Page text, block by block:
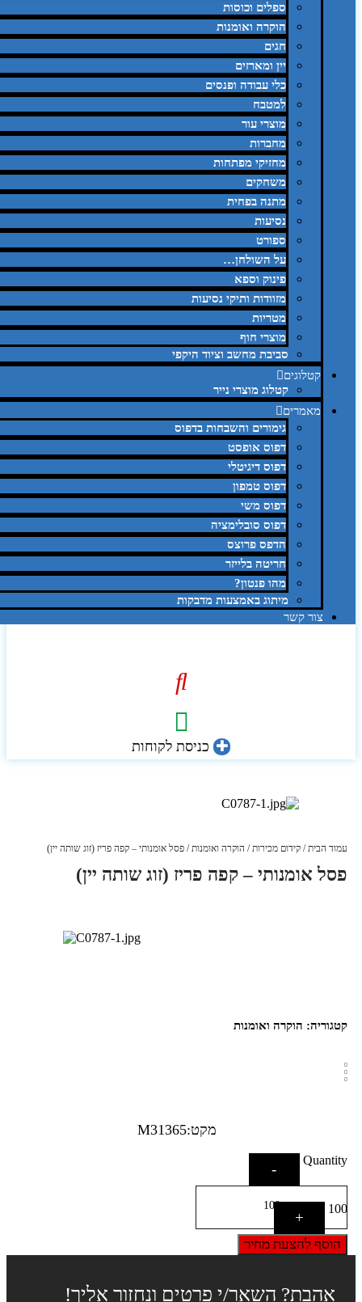
ספלים וכוסות
הוקרה ואומנות
חגים
יין ומארזים
כלי עבודה ופנסים
למטבח
מוצרי עור
מחברות
מחזיקי מפתחות
משחקים
מתנה בפחית
נסיעות
ספורט
על השולחן…
פינוק וספא
מזוודות ותיקי נסיעות
מטריות
מוצרי חוף
סביבת מחשב וציוד היקפי
קטלוגים
קטלוג מוצרי נייר
מאמרים
גימורים והשבחות בדפוס
דפוס אופסט
דפוס דיגיטלי
דפוס טמפון
דפוס משי
דפוס סובלימציה
הדפס פרוצס
חריטה בלייזר
מהו פנטון?
מיתוג באמצעות מדבקות
צור קשר
כניסת לקוחות
עמוד הבית/קידום מכירות/הוקרה ואומנות/ פסל אומנותי – קפה פריז (זוג שותה יין)
פסל אומנותי – קפה פריז (זוג שותה יין)
קטגוריה:הוקרה ואומנות
מקט:M31365
Quantity
100
הוסף להצעת מחיר
אהבת? השאר/י פרטים ונחזור אליך!